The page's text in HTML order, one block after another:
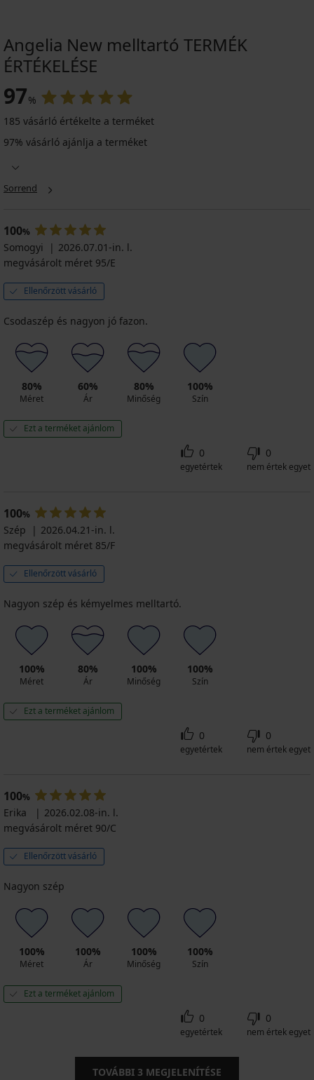
Angelia New melltartó TERMÉK
ÉRTÉKELÉSE
97%
185 vásárló értékelte a terméket
97% vásárló ajánlja a terméket
Sorrend
100%
Somogyi
2026.07.01-in. l.
megvásárolt méret 95/E
Ellenőrzött vásárló
Csodaszép és nagyon jó fazon.
80%
Méret
60%
Ár
80%
Minőség
100%
Szín
Ezt a terméket ajánlom
0
egyetértek
0
nem értek egyet
100%
Szép
2026.04.21-in. l.
megvásárolt méret 85/F
Ellenőrzött vásárló
Nagyon szép és kémyelmes melltartó.
100%
Méret
80%
Ár
100%
Minőség
100%
Szín
Ezt a terméket ajánlom
0
egyetértek
0
nem értek egyet
100%
Erika
2026.02.08-in. l.
megvásárolt méret 90/C
Ellenőrzött vásárló
Nagyon szép
100%
Méret
100%
Ár
100%
Minőség
100%
Szín
Ezt a terméket ajánlom
0
egyetértek
0
nem értek egyet
TOVÁBBI 3 MEGJELENÍTÉSE